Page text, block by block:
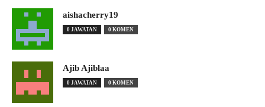
aishacherry19
0 JAWATAN 0 KOMEN
Ajib Ajiblaa
0 JAWATAN 0 KOMEN